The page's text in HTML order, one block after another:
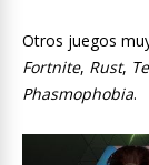
Otros juegos
Fortnite, Rust,
Phasmophobia.